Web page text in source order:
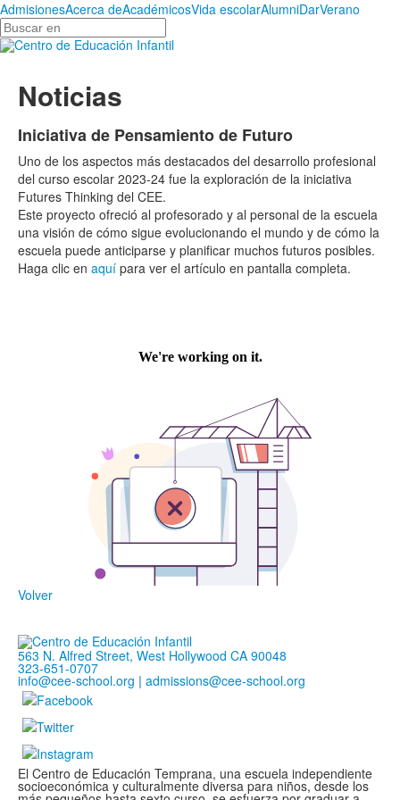
AdmisionesAcerca deAcadémicosVida escolarAlumniDarVerano
Buscar
en
Noticias
Iniciativa de Pensamiento de Futuro
Uno de los aspectos más destacados del desarrollo profesional
del curso escolar 2023-24 fue la exploración de la iniciativa
Futures Thinking del CEE.
Este proyecto ofreció al profesorado y al personal de la escuela
una visión de cómo sigue evolucionando el mundo y de cómo la
escuela puede anticiparse y planificar muchos futuros posibles.
Haga clic en aquí para ver el artículo en pantalla completa.
Volver
563 N. Alfred Street, West Hollywood CA 90048
323-651-0707
info@cee-school.org | admissions@cee-school.org
El Centro de Educación Temprana, una escuela independiente
socioeconómica y culturalmente diversa para niños, desde los